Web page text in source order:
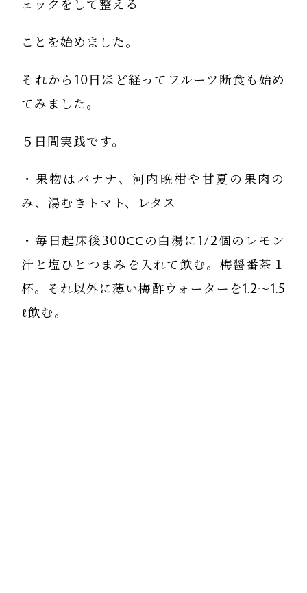
ェックをして整える
ことを始めました。
それから10日ほど経ってフルーツ断食も始め
てみました。
５日間実践です。
・果物はバナナ、河内晩柑や甘夏の果肉の
み、湯むきトマト、レタス
・毎日起床後300ccの白湯に1/2個のレモン
汁と塩ひとつまみを入れて飲む。梅醤番茶１
杯。それ以外に薄い梅酢ウォーターを1.2〜1.5
ℓ飲む。